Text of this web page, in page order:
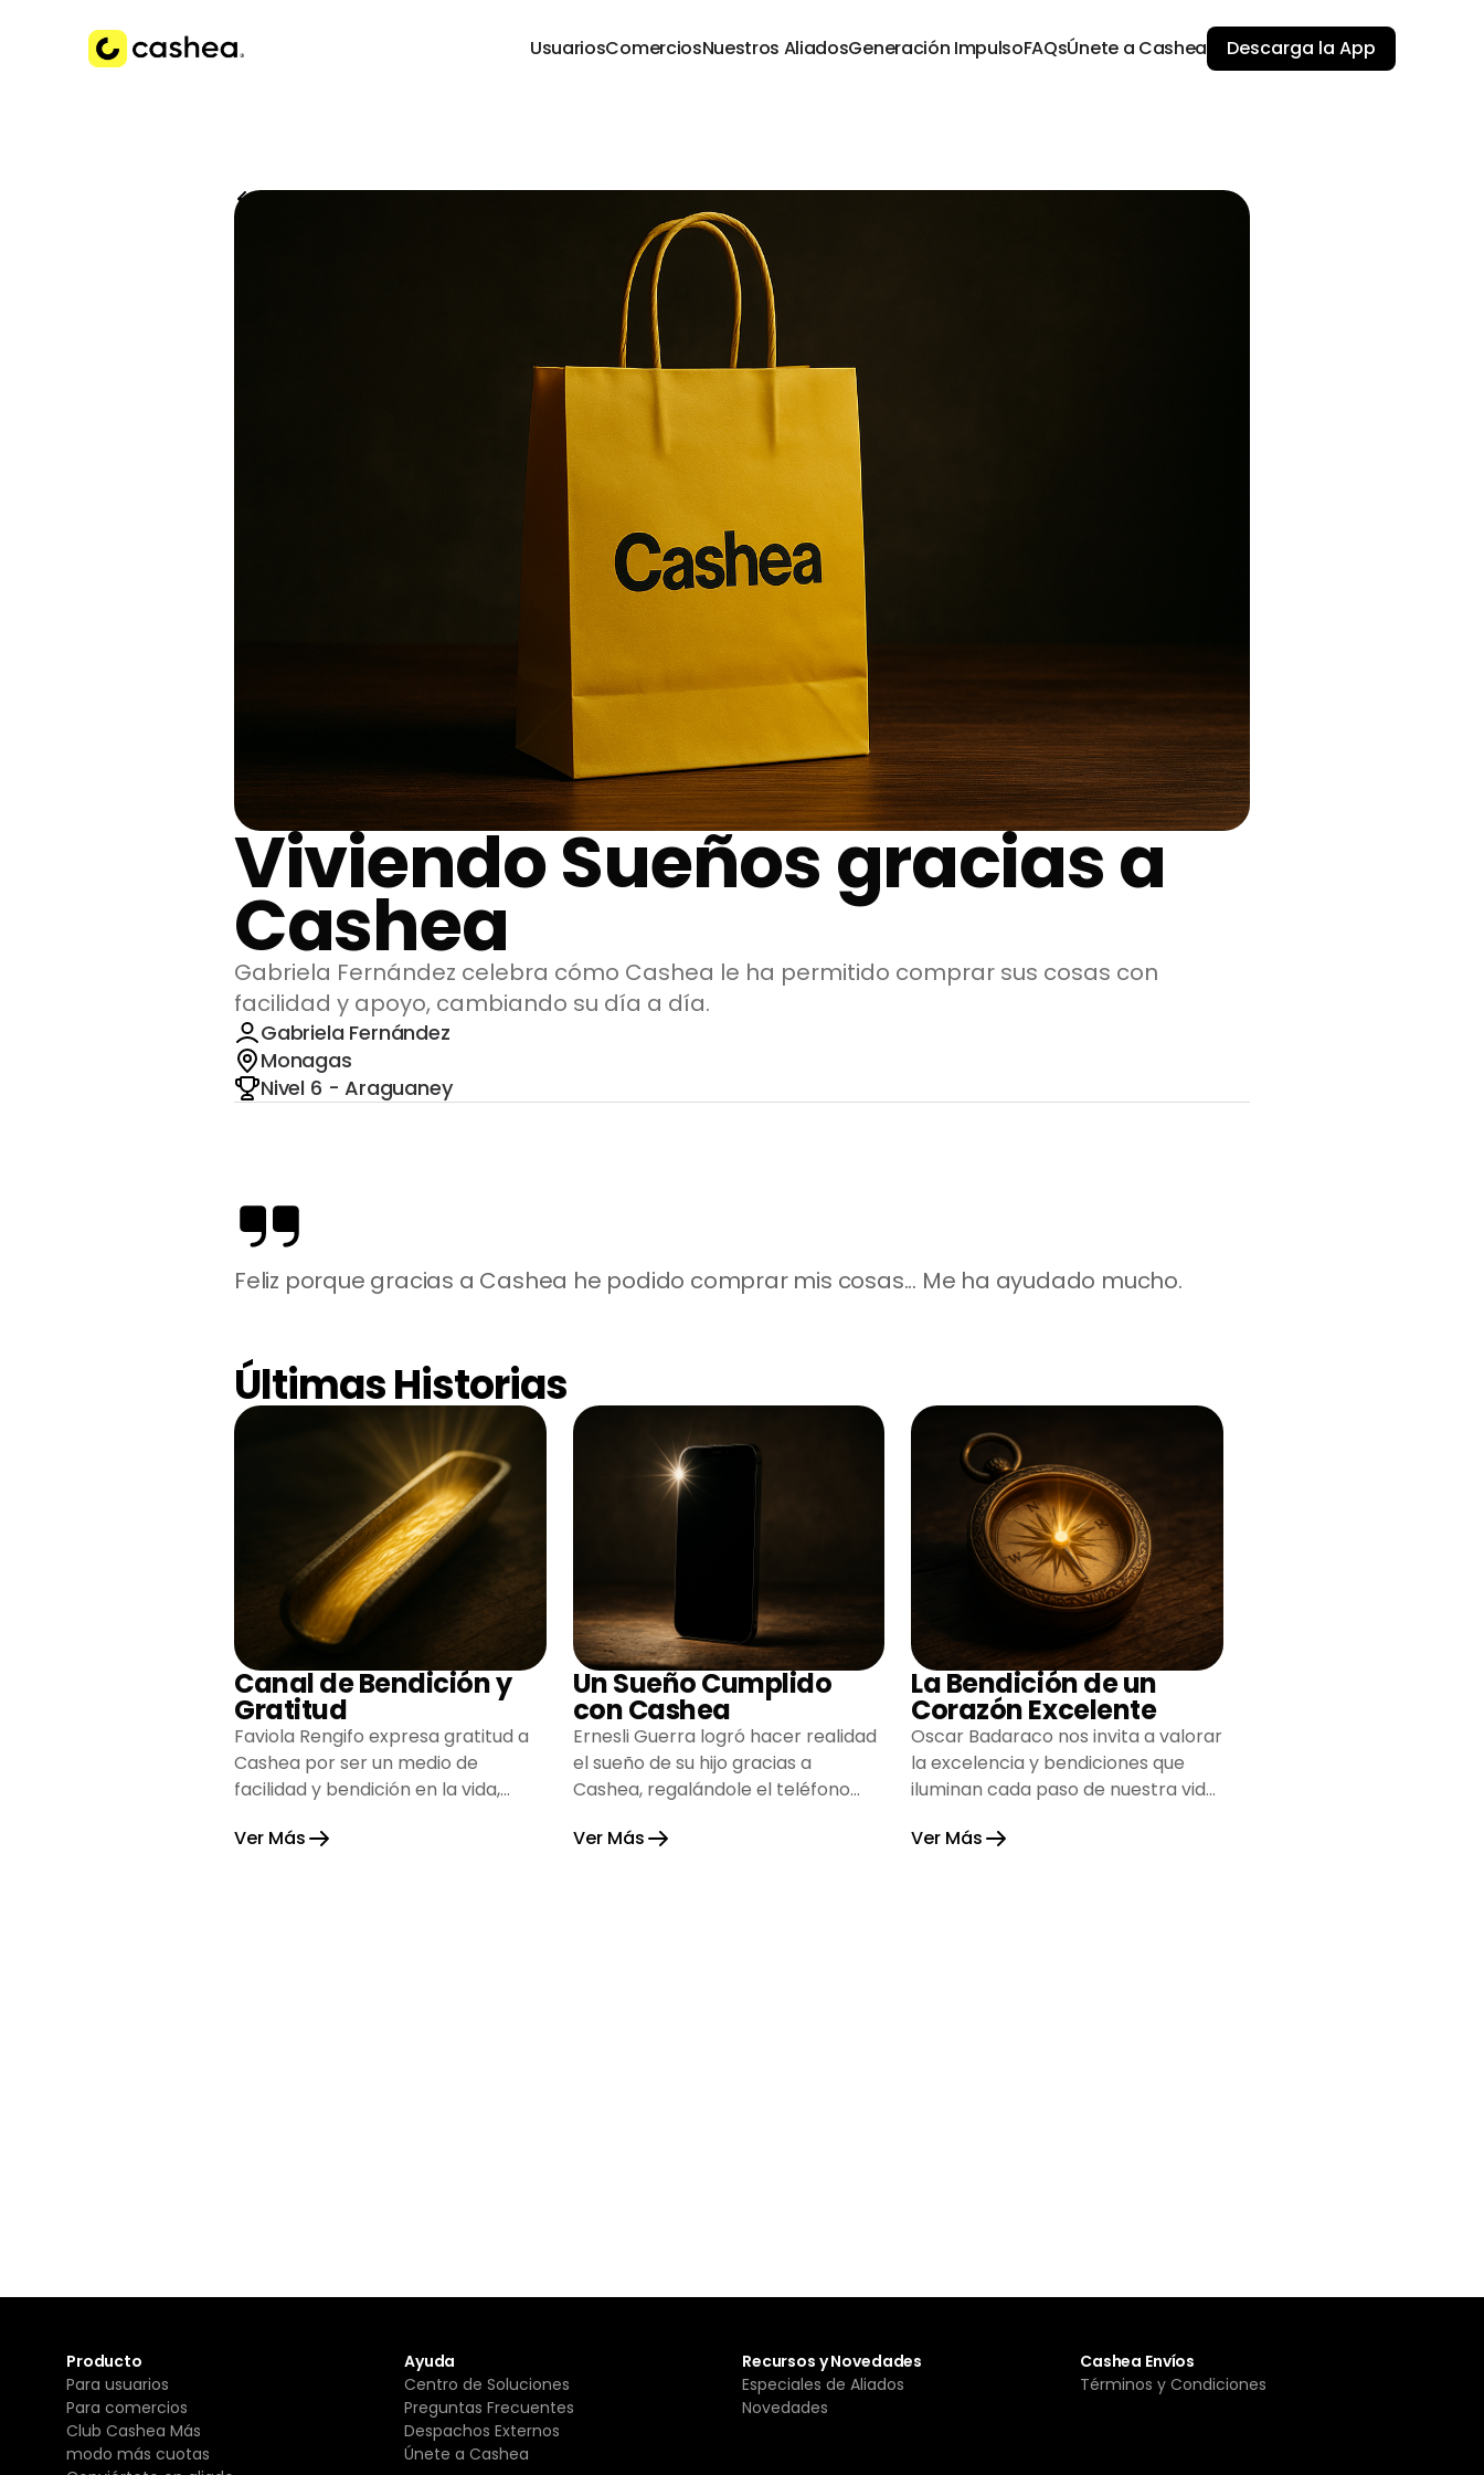
UsuariosComerciosNuestros AliadosGeneración ImpulsoFAQsÚnete a Cashea Descarga la App
Volver a Historias
Viviendo Sueños gracias a
Cashea
Gabriela Fernández celebra cómo Cashea le ha permitido comprar sus cosas con
facilidad y apoyo, cambiando su día a día.
Gabriela Fernández
Monagas
Nivel 6 - Araguaney
Feliz porque gracias a Cashea he podido comprar mis cosas... Me ha ayudado mucho.
Últimas Historias
Canal de Bendición y
Gratitud
Faviola Rengifo expresa gratitud a
Cashea por ser un medio de
facilidad y bendición en la vida,
esperanza.
Ver Más
Un Sueño Cumplido
con Cashea
Ernesli Guerra logró hacer realidad
el sueño de su hijo gracias a
Cashea, regalándole el teléfono
alegría su hogar.
Ver Más
La Bendición de un
Corazón Excelente
Oscar Badaraco nos invita a valorar
la excelencia y bendiciones que
iluminan cada paso de nuestra vida,
gratitud y fortaleza.
Ver Más
Producto
Para usuarios
Para comercios
Club Cashea Más
modo más cuotas
Ayuda
Centro de Soluciones
Preguntas Frecuentes
Despachos Externos
Únete a Cashea
Recursos y Novedades
Especiales de Aliados
Novedades
Cashea Envíos
Términos y Condiciones